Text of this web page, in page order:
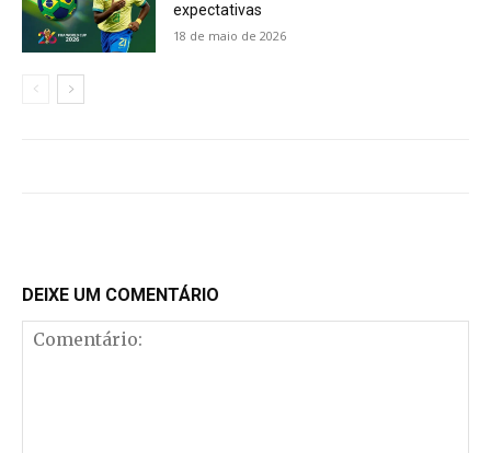
expectativas
18 de maio de 2026
DEIXE UM COMENTÁRIO